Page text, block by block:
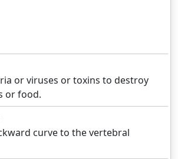
or viruses or toxins to destroy
or food.
curve to the vertebral